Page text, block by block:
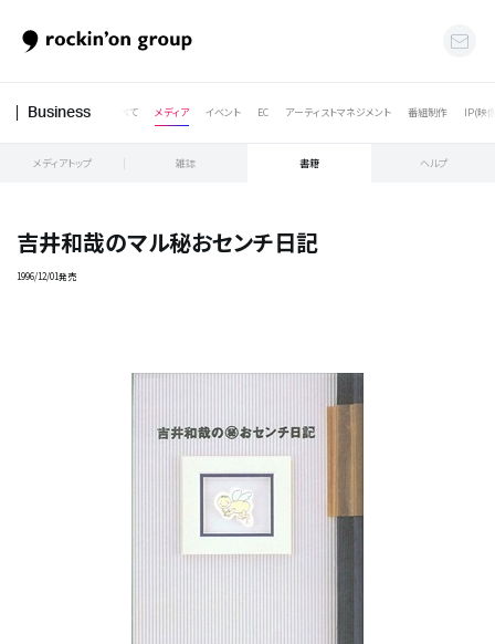
Business すべて メディア イベント EC アーティストマネジメント 番組制作 IP(映
メディアトップ 雑誌 書籍 ヘルプ
吉井和哉のマル秘おセンチ日記
1996/12/01発売